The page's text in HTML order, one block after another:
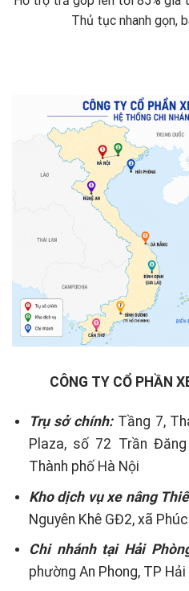
Thủ tục nhanh gọn,
CÔNG TY CỔ PHẦN
Trụ sở chính:Tầng 7,
Plaza, số 72 Trần
Thành phố Hà Nội
Kho dịch vụ xe nâng
Nguyên Khê GĐ2, xã
Chi nhánh tại Hải
phường An Phong, TP Hải